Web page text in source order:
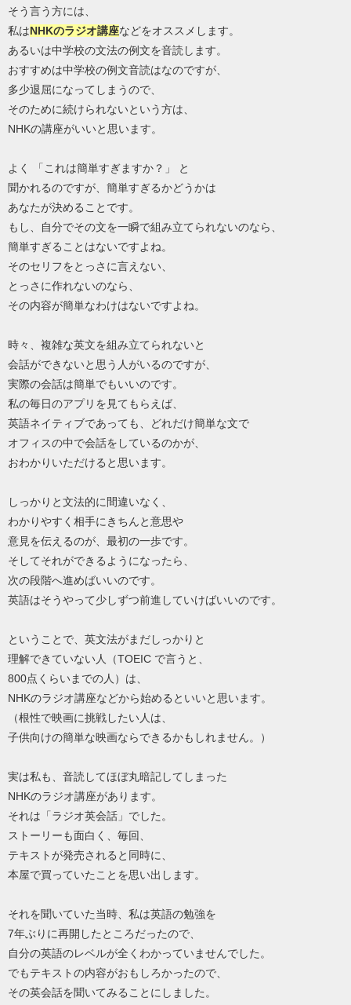
そう言う方には、
私はNHKのラジオ講座などをオススメします。
あるいは中学校の文法の例文を音読します。
おすすめは中学校の例文音読はなのですが、
多少退屈になってしまうので、
そのために続けられないという方は、
NHKの講座がいいと思います。
よく 「これは簡単すぎますか？」 と
聞かれるのですが、簡単すぎるかどうかは
あなたが決めることです。
もし、自分でその文を一瞬で組み立てられないのなら、
簡単すぎることはないですよね。
そのセリフをとっさに言えない、
とっさに作れないのなら、
その内容が簡単なわけはないですよね。
時々、複雑な英文を組み立てられないと
会話ができないと思う人がいるのですが、
実際の会話は簡単でもいいのです。
私の毎日のアプリを見てもらえば、
英語ネイティブであっても、どれだけ簡単な文で
オフィスの中で会話をしているのかが、
おわかりいただけると思います。
しっかりと文法的に間違いなく、
わかりやすく相手にきちんと意思や
意見を伝えるのが、最初の一歩です。
そしてそれができるようになったら、
次の段階へ進めばいいのです。
英語はそうやって少しずつ前進していけばいいのです。
ということで、英文法がまだしっかりと
理解できていない人（TOEIC で言うと、
800点くらいまでの人）は、
NHKのラジオ講座などから始めるといいと思います。
（根性で映画に挑戦したい人は、
子供向けの簡単な映画ならできるかもしれません。）
実は私も、音読してほぼ丸暗記してしまった
NHKのラジオ講座があります。
それは「ラジオ英会話」でした。
ストーリーも面白く、毎回、
テキストが発売されると同時に、
本屋で買っていたことを思い出します。
それを聞いていた当時、私は英語の勉強を
7年ぶりに再開したところだったので、
自分の英語のレベルが全くわかっていませんでした。
でもテキストの内容がおもしろかったので、
その英会話を聞いてみることにしました。